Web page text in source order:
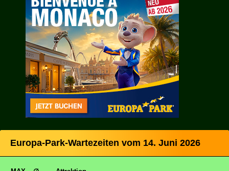
Europa-Park-Wartezeiten vom 14. Juni 2026